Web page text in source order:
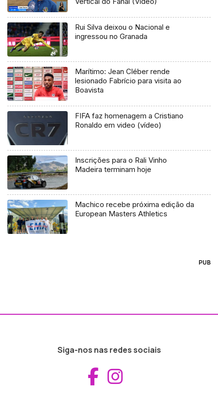
Rui Silva deixou o Nacional e
ingressou no Granada
Marítimo: Jean Cléber rende
lesionado Fabrício para visita ao
Boavista
FIFA faz homenagem a Cristiano
Ronaldo em video (vídeo)
Inscrições para o Rali Vinho
Madeira terminam hoje
Machico recebe próxima edição da
European Masters Athletics
PUB
Siga-nos nas redes sociais
Aceder ao